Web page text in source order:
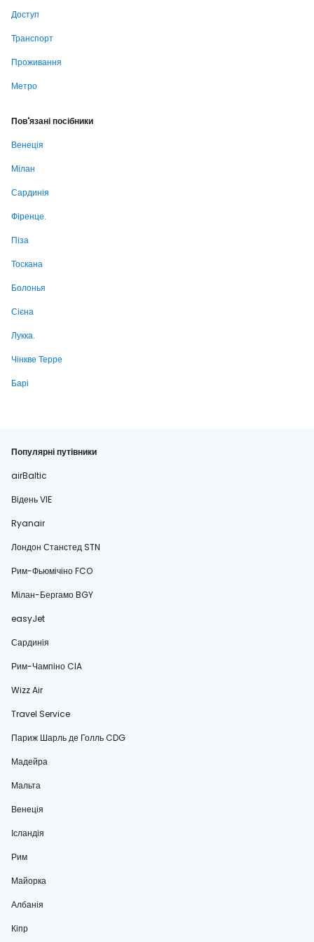
Доступ
Транспорт
Проживання
Метро
Пов'язані посібники
Венеція
Мілан
Сардинія
Фіренце.
Піза
Тоскана
Болонья
Сієна
Лукка.
Чінкве Терре
Барі
Популярні путівники
airBaltic
Відень VIE
Ryanair
Лондон Станстед STN
Рим-Фьюмічіно FCO
Мілан-Бергамо BGY
easyJet
Сардинія
Рим-Чампіно CIA
Wizz Air
Travel Service
Париж Шарль де Голль CDG
Мадейра
Мальта
Венеція
Ісландія
Рим
Майорка
Албанія
Кіпр